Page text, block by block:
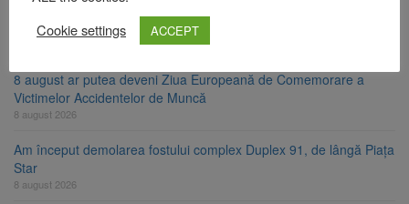
țara, aceeași oră și același barem
8 august ar putea deveni Ziua Europeană de Comemorare a
Victimelor Accidentelor de Muncă
8 august 2026
Am început demolarea fostului complex Duplex 91, de lângă Piața
Star
8 august 2026
Cookie settings
ACCEPT